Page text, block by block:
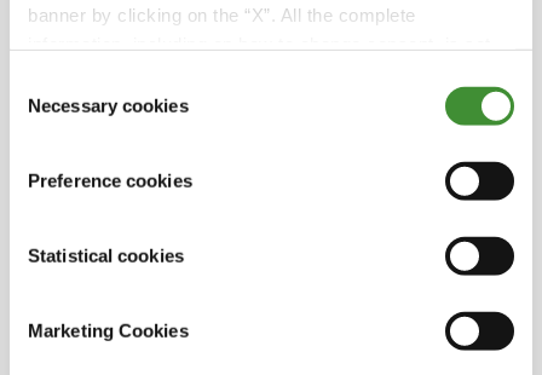
banner by clicking on the “X”. All the complete
Selection
Necessary cookies
Preference cookies
Statistical cookies
Marketing Cookies
propiedad pertenecía originalmente a la tía
Luís, dirigida por su abuelo, amplió sus
propiedades y convirtió esta en una próspera
Además de tener experiencia como agricultor,
Luís es ingeniero agrícola. Estos antecedentes
le permiten combinar su profundo
habilidades técnicas para mejorar